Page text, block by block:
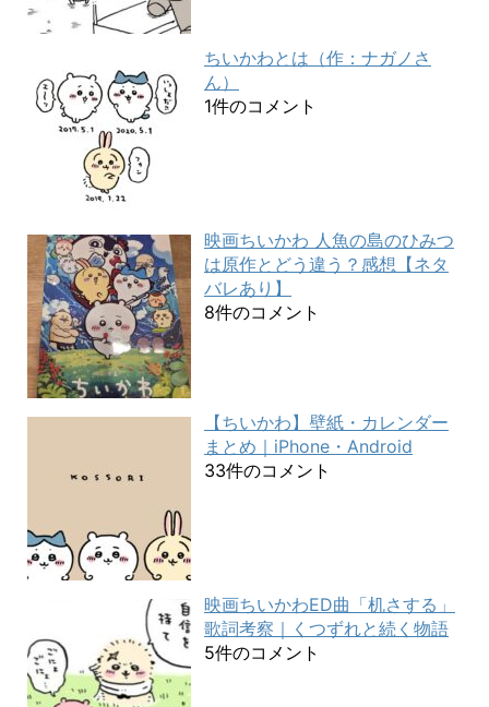
ちいかわとは（作：ナガノさ
ん）
1件のコメント
映画ちいかわ 人魚の島のひみつ
は原作とどう違う？感想【ネタ
バレあり】
8件のコメント
【ちいかわ】壁紙・カレンダー
まとめ｜iPhone・Android
33件のコメント
映画ちいかわED曲「机さする」
歌詞考察｜くつずれと続く物語
5件のコメント